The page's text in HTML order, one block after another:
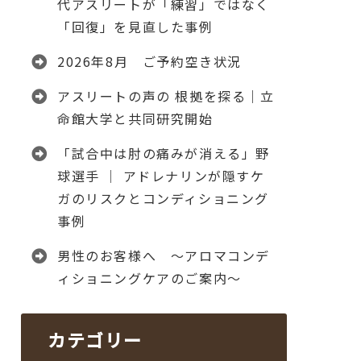
代アスリートが「練習」ではなく
「回復」を見直した事例
2026年8月 ご予約空き状況
アスリートの声の 根拠を探る｜立
命館大学と共同研究開始
「試合中は肘の痛みが消える」野
球選手 │ アドレナリンが隠すケ
ガのリスクとコンディショニング
事例
男性のお客様へ ～アロマコンデ
ィショニングケアのご案内～
カテゴリー